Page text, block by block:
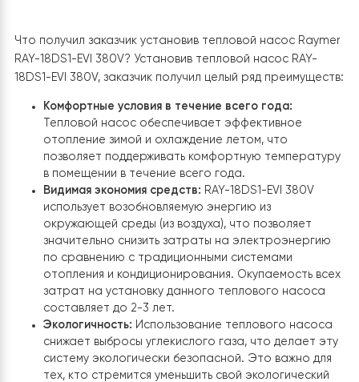
Технология EVI (Enhanced Vapor Injection) в тепловом
эффективность и производительность теплового
насоса, особенно в условиях низких температур.
Технология EVI работает за счет впрыска
дополнительного пара в процесс сжатия, что
тепловому насосу поддерживать более высокий
эффективности даже при работе в более холодных
климатических условиях. В стандартном тепловом
насосе при снижении температуры наружного
СОР, как правило, снижается. Однако при
технологии EVI тепловой насос может
свою работу благодаря регулированию расхода
хладагента и впрыску дополнительного пара. В
результате повышается тепловая мощность и
эффективность, что делает тепловой насос более